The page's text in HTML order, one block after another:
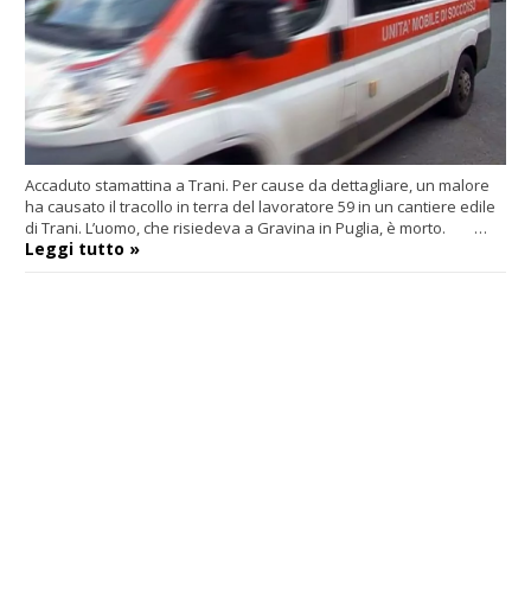
Accaduto stamattina a Trani. Per cause da dettagliare, un malore
ha causato il tracollo in terra del lavoratore 59 in un cantiere edile
di Trani. L’uomo, che risiedeva a Gravina in Puglia, è morto. …
Leggi tutto »